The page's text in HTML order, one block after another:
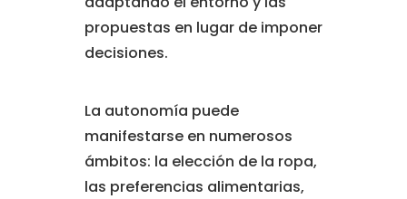
propuestas en lugar de imponer
decisiones.
La autonomía puede
manifestarse en numerosos
ámbitos: la elección de la ropa,
las preferencias alimentarias,